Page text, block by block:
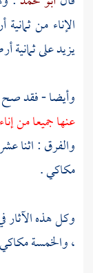
الإناء من
يزيد على ثمانية
وأيضا - فقد
عنها جميعا من
والفرق : اثنا
مكاكي .
وكل هذه الآثار
، والخمسة